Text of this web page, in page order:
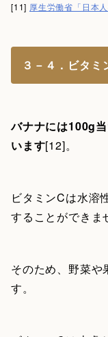
[11] 厚生労働省「日本
３－４．ビタミ
バナナには100g
います[12]。
ビタミンCは水溶
することができま
そのため、野菜や
す。